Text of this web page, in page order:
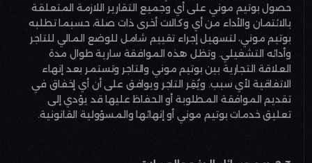
حصول بوتيم موني على أي وجميع التقارير اللازمة المتعلقة
بالائتمان والأداء من أي وكالات أخرى ذات صلة، حسبما تطلبه
بوتيم موني، لتسهيل إجراء تقييم شامل للوضع المالي للتاجر
وأدائه التشغيلي. وتظل هذه الموافقة سارية طوال مدة
العلاقة التجارية بين بوتيم موني والتاجر وتستمر بعد إنهاء
الاتفاقية لأي سبب. ويُقِر التاجر ويوافق على أن أي إخفاق في
تقديم الموافقة المطلوبة أو الحفاظ عليها قد يؤدي إلى
تعليق خدمات بوتيم موني أو إنهائها والمسؤولية القانونية.